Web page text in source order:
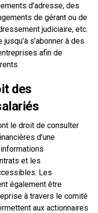
d’adresse, des
de gérant ou de
judiciaire, etc.
s’abonner à des
afin de
des
le droit de consulter
d’une
et les
Les
également être
à travers le comité
aux actionnaires